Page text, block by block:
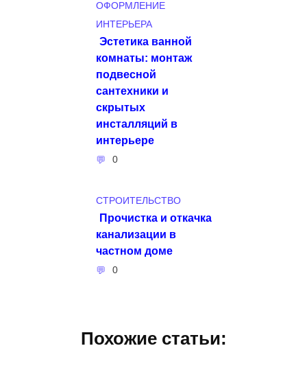
ОФОРМЛЕНИЕ
ИНТЕРЬЕРА
Эстетика ванной
комнаты: монтаж
подвесной
сантехники и
скрытых
инсталляций в
интерьере
0
СТРОИТЕЛЬСТВО
Прочистка и откачка
канализации в
частном доме
0
Похожие статьи: